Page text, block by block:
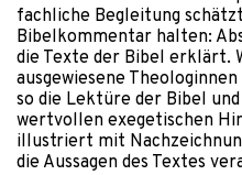
fachliche Begleitung
Bibelkommentar halten:
die Texte der Bibel erklärt.
ausgewiesene
so die Lektüre der Bibel
wertvollen exegetischen
illustriert mit
die Aussagen des Textes